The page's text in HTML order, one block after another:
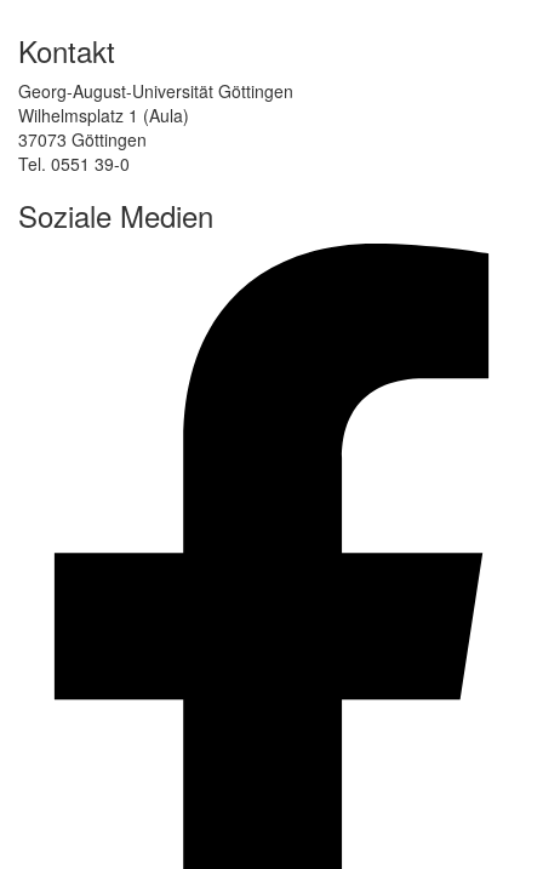
Kontakt
Georg-August-Universität Göttingen
Wilhelmsplatz 1 (Aula)
37073 Göttingen
Tel. 0551 39-0
Soziale Medien